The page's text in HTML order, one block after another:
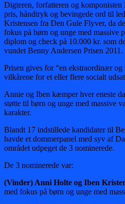
Digteren, forfatteren og
pris, håndtryk og bevingede ord til
Kristensen fra Den Gule Flyver, da
fokus på børn og unge med massive
diplom og check på 10.000 kr. som
vundet Benny Andersen Prisen 2011.
Prisen gives for “en ekstraordinær
vilkårene for et eller flere socialt
Annie og Iben kæmper hver eneste
støtte til børn og unge med massive
karakter.
Blandt 17 indstillede kandidater til
havde et dommerpanel med syv af
området udpeget de 3 nominerede.
De 3 nominerede var:
(Vinder) Anni Holte og Iben
med fokus på børn og unge med